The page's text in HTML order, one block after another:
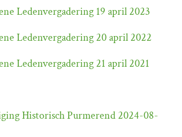
Ledenvergadering 19 april 2023
Ledenvergadering 20 april 2022
Ledenvergadering 21 april 2021
Historisch Purmerend 2024-08-